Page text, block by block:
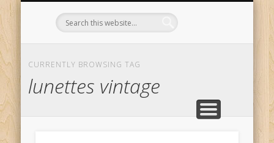
CURRENTLY BROWSING TAG
lunettes vintage